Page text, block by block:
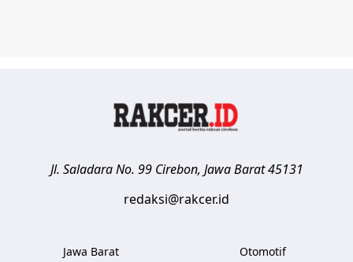
Jl. Saladara No. 99 Cirebon, Jawa Barat 45131
redaksi@rakcer.id
Jawa Barat Otomotif